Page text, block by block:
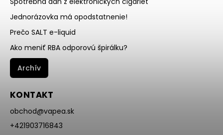
Jednorázovka má opodstatnenie!
Prečo SALT e-liquid
Ako meniť RBA odporovú špirálku?
Archív
KONTAKT
obchod@vapea.sk
+421903716843